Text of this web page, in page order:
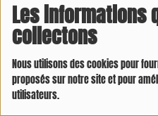
Les informations
collectons
Nous utilisons des cookies pour
proposés sur notre site et pour
utilisateurs.
09 SEPTEMBRE 2025 -
Une journée de
mercredi 10 septembre en
potentiel sur de nombreux